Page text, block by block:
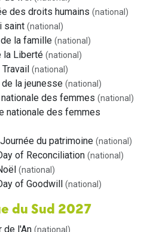
des droits humains (national)
saint (national)
la famille (national)
la Liberté (national)
(national)
la jeunesse (national)
des femmes (national)
nationale des femmes
Journée du patrimoine (national)
of Reconciliation (national)
(national)
of Goodwill (national)
du Sud 2027
de l'An (national)